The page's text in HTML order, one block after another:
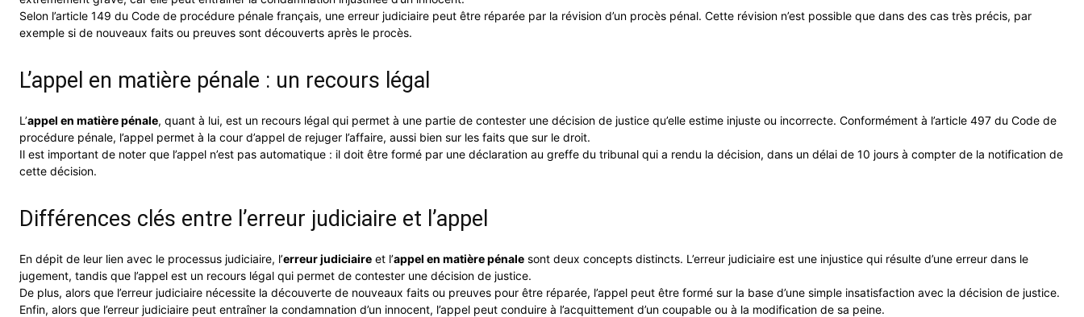
Selon l’article 149 du Code de procédure pénale français, une erreur judiciaire peut être réparée par la révision d’un procès pénal. Cette révision n’est possible que dans des cas très précis, par
exemple si de nouveaux faits ou preuves sont découverts après le procès.
L’appel en matière pénale : un recours légal
L’appel en matière pénale, quant à lui, est un recours légal qui permet à une partie de contester une décision de justice qu’elle estime injuste ou incorrecte. Conformément à l’article 497 du Code de
procédure pénale, l’appel permet à la cour d’appel de rejuger l’affaire, aussi bien sur les faits que sur le droit.
Il est important de noter que l’appel n’est pas automatique : il doit être formé par une déclaration au greffe du tribunal qui a rendu la décision, dans un délai de 10 jours à compter de la notification de
cette décision.
Différences clés entre l’erreur judiciaire et l’appel
En dépit de leur lien avec le processus judiciaire, l’erreur judiciaire et l’appel en matière pénale sont deux concepts distincts. L’erreur judiciaire est une injustice qui résulte d’une erreur dans le
jugement, tandis que l’appel est un recours légal qui permet de contester une décision de justice.
De plus, alors que l’erreur judiciaire nécessite la découverte de nouveaux faits ou preuves pour être réparée, l’appel peut être formé sur la base d’une simple insatisfaction avec la décision de justice.
Enfin, alors que l’erreur judiciaire peut entraîner la condamnation d’un innocent, l’appel peut conduire à l’acquittement d’un coupable ou à la modification de sa peine.